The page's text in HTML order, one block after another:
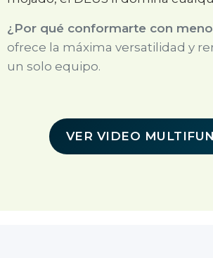
¿Por qué conformarte con
ofrece la máxima versatilidad y
un solo equipo.
VER VIDEO